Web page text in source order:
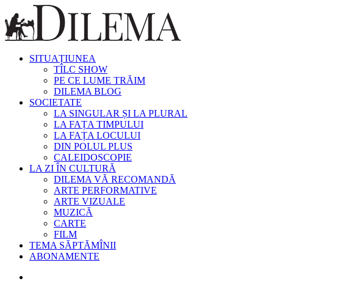
SITUAȚIUNEA
TÎLC SHOW
PE CE LUME TRĂIM
DILEMA BLOG
SOCIETATE
LA SINGULAR ȘI LA PLURAL
LA FAȚA TIMPULUI
LA FAȚA LOCULUI
DIN POLUL PLUS
CALEIDOSCOPIE
LA ZI ÎN CULTURĂ
DILEMA VĂ RECOMANDĂ
ARTE PERFORMATIVE
ARTE VIZUALE
MUZICĂ
CARTE
FILM
TEMA SĂPTĂMÎNII
ABONAMENTE